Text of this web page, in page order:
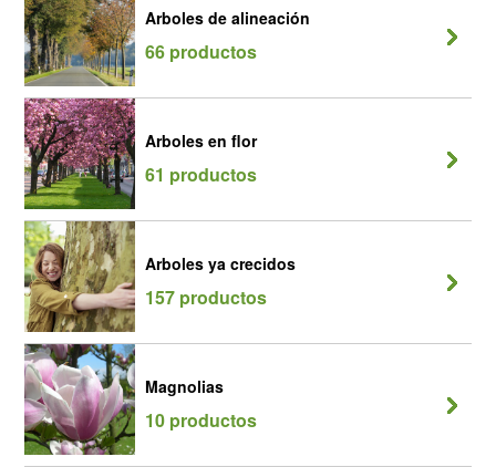
Arboles de alineación
66 productos
Arboles en flor
61 productos
Arboles ya crecidos
157 productos
Magnolias
10 productos